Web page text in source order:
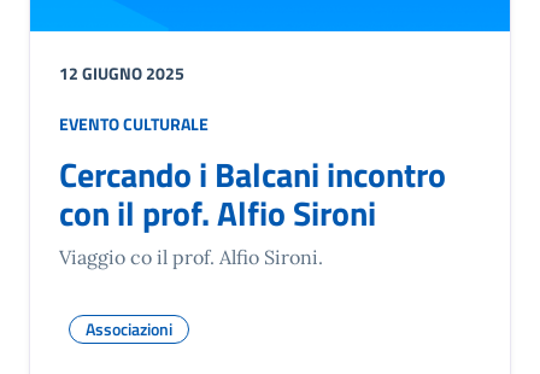
12 GIUGNO 2025
EVENTO CULTURALE
Cercando i Balcani incontro
con il prof. Alfio Sironi
Viaggio co il prof. Alfio Sironi.
Associazioni